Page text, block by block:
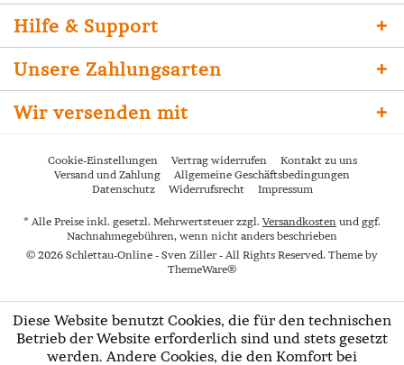
Hilfe & Support
Unsere Zahlungsarten
Wir versenden mit
Cookie-Einstellungen Vertrag widerrufen
Kontakt zu uns
Versand und Zahlung
Allgemeine Geschäftsbedingungen
Datenschutz
Widerrufsrecht Impressum
* Alle Preise inkl. gesetzl. Mehrwertsteuer zzgl. Versandkosten und ggf.
Nachnahmegebühren, wenn nicht anders beschrieben
© 2026 Schlettau-Online - Sven Ziller - All Rights Reserved. Theme by
ThemeWare®
Diese Website benutzt Cookies, die für den technischen
Betrieb der Website erforderlich sind und stets gesetzt
werden. Andere Cookies, die den Komfort bei